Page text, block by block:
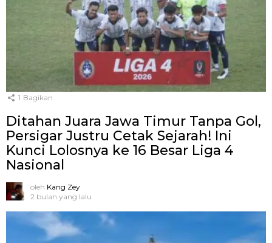
1 Bagikan
Ditahan Juara Jawa Timur Tanpa Gol,
Persigar Justru Cetak Sejarah! Ini
Kunci Lolosnya ke 16 Besar Liga 4
Nasional
oleh Kang Zey
2 bulan yang lalu